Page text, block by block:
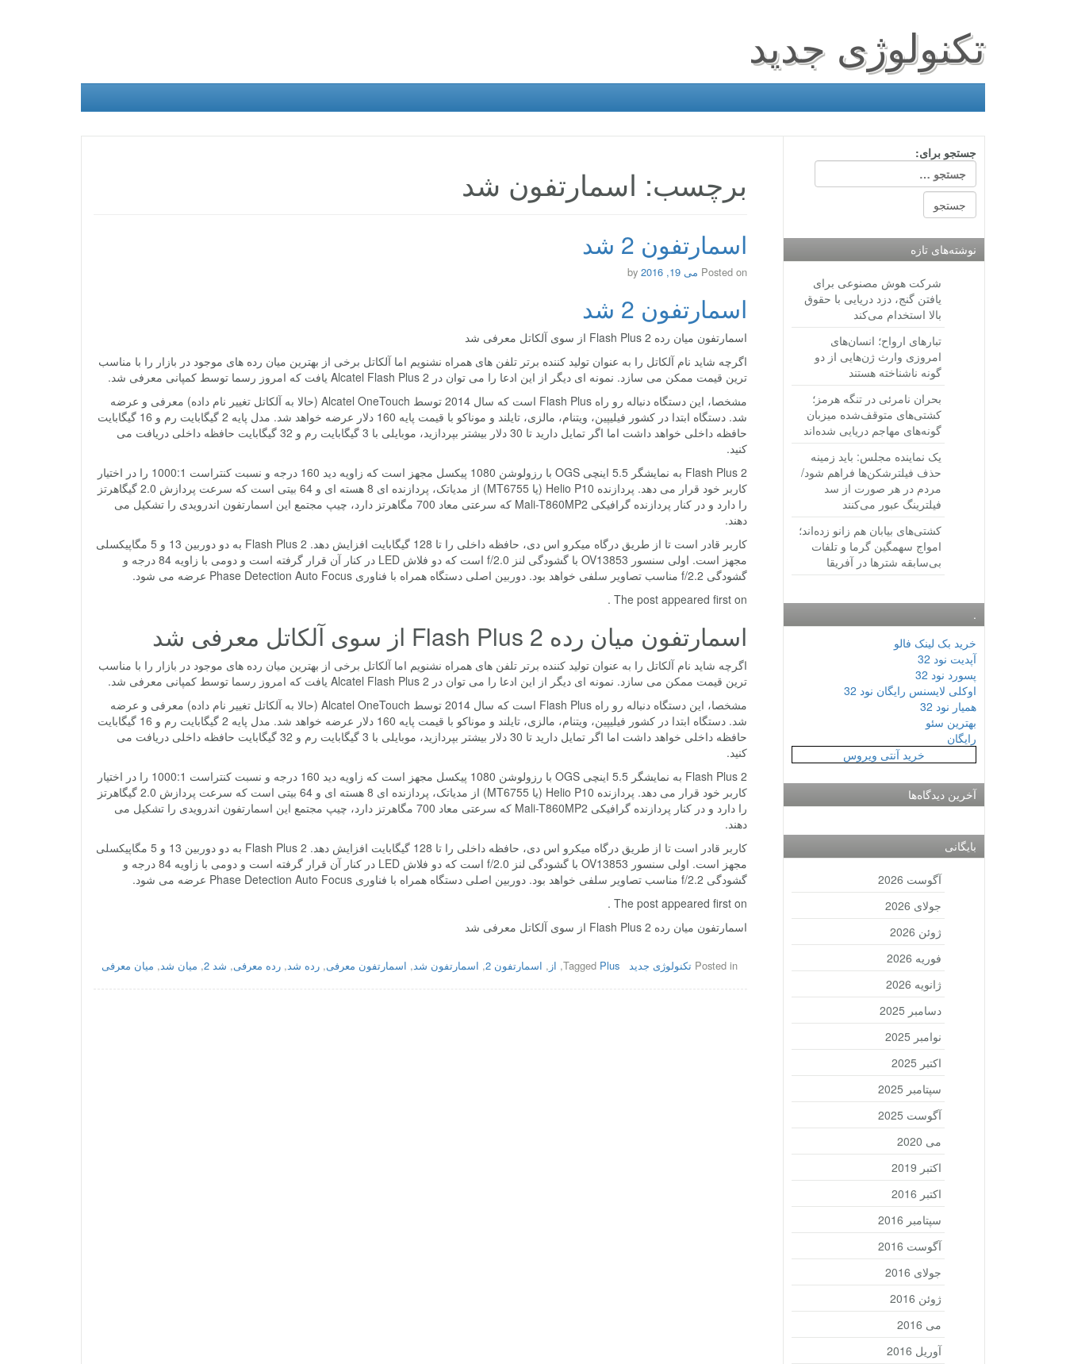
تکنولوژی جدید
برچسب: اسمارتفون شد
اسمارتفون 2 شد
Posted on می 19, 2016 by
اسمارتفون 2 شد
اسمارتفون میان رده Flash Plus 2 از سوی آلکاتل معرفی شد
اگرچه شاید نام آلکاتل را به عنوان تولید کننده برتر تلفن های همراه نشنویم اما آلکاتل برخی از بهترین میان رده های موجود در بازار را با مناسب
ترین قیمت ممکن می سازد. نمونه ای دیگر از این ادعا را می توان در Alcatel Flash Plus 2 یافت که امروز رسما توسط کمپانی معرفی شد.
مشخصا، این دستگاه دنباله رو راه Flash Plus است که سال 2014 توسط Alcatel OneTouch (حالا به آلکاتل تغییر نام داده) معرفی و عرضه
شد. دستگاه ابتدا در کشور فیلیپین، ویتنام، مالزی، تایلند و موناکو با قیمت پایه 160 دلار عرضه خواهد شد. مدل پایه 2 گیگابایت رم و 16 گیگابایت
حافظه داخلی خواهد داشت اما اگر تمایل دارید تا 30 دلار بیشتر بپردازید، موبایلی با 3 گیگابایت رم و 32 گیگابایت حافظه داخلی دریافت می
کنید.
Flash Plus 2 به نمایشگر 5.5 اینچی OGS با رزولوشن 1080 پیکسل مجهز است که زاویه دید 160 درجه و نسبت کنتراست 1000:1 را در اختیار
کاربر خود قرار می دهد. پردازنده Helio P10 (یا MT6755) از مدیاتک، پردازنده ای 8 هسته ای و 64 بیتی است که سرعت پردازش 2.0 گیگاهرتز
را دارد و در کنار پردازنده گرافیکی Mali-T860MP2 که سرعتی معاد 700 مگاهرتز دارد، چیپ مجتمع این اسمارتفون اندرویدی را تشکیل می
دهند.
کاربر قادر است تا از طریق درگاه میکرو اس دی، حافظه داخلی را تا 128 گیگابایت افزایش دهد. Flash Plus 2 به دو دوربین 13 و 5 مگاپیکسلی
مجهز است. اولی سنسور OV13853 با گشودگی لنز f/2.0 است که دو فلاش LED در کنار آن قرار گرفته است و دومی با زاویه 84 درجه و
گشودگی f/2.2 مناسب تصاویر سلفی خواهد بود. دوربین اصلی دستگاه همراه با فناوری Phase Detection Auto Focus عرضه می شود.
The post appeared first on .
اسمارتفون میان رده Flash Plus 2 از سوی آلکاتل معرفی شد
اگرچه شاید نام آلکاتل را به عنوان تولید کننده برتر تلفن های همراه نشنویم اما آلکاتل برخی از بهترین میان رده های موجود در بازار را با مناسب
ترین قیمت ممکن می سازد. نمونه ای دیگر از این ادعا را می توان در Alcatel Flash Plus 2 یافت که امروز رسما توسط کمپانی معرفی شد.
مشخصا، این دستگاه دنباله رو راه Flash Plus است که سال 2014 توسط Alcatel OneTouch (حالا به آلکاتل تغییر نام داده) معرفی و عرضه
شد. دستگاه ابتدا در کشور فیلیپین، ویتنام، مالزی، تایلند و موناکو با قیمت پایه 160 دلار عرضه خواهد شد. مدل پایه 2 گیگابایت رم و 16 گیگابایت
حافظه داخلی خواهد داشت اما اگر تمایل دارید تا 30 دلار بیشتر بپردازید، موبایلی با 3 گیگابایت رم و 32 گیگابایت حافظه داخلی دریافت می
کنید.
Flash Plus 2 به نمایشگر 5.5 اینچی OGS با رزولوشن 1080 پیکسل مجهز است که زاویه دید 160 درجه و نسبت کنتراست 1000:1 را در اختیار
کاربر خود قرار می دهد. پردازنده Helio P10 (یا MT6755) از مدیاتک، پردازنده ای 8 هسته ای و 64 بیتی است که سرعت پردازش 2.0 گیگاهرتز
را دارد و در کنار پردازنده گرافیکی Mali-T860MP2 که سرعتی معاد 700 مگاهرتز دارد، چیپ مجتمع این اسمارتفون اندرویدی را تشکیل می
دهند.
کاربر قادر است تا از طریق درگاه میکرو اس دی، حافظه داخلی را تا 128 گیگابایت افزایش دهد. Flash Plus 2 به دو دوربین 13 و 5 مگاپیکسلی
مجهز است. اولی سنسور OV13853 با گشودگی لنز f/2.0 است که دو فلاش LED در کنار آن قرار گرفته است و دومی با زاویه 84 درجه و
گشودگی f/2.2 مناسب تصاویر سلفی خواهد بود. دوربین اصلی دستگاه همراه با فناوری Phase Detection Auto Focus عرضه می شود.
The post appeared first on .
اسمارتفون میان رده Flash Plus 2 از سوی آلکاتل معرفی شد
Posted in تکنولوژی جدید Tagged Plus
, از , اسمارتفون 2 , اسمارتفون شد, اسمارتفون معرفی,رده شد,رده معرفی, شد 2 , میان شد, میان معرفی
جستجو برای:
نوشته‌های تازه
شرکت هوش مصنوعی برای
یافتن گنج، دزد دریایی با حقوق
بالا استخدام می‌کند
تبارهای ارواح؛ انسان‌های
امروزی وارث ژن‌هایی از دو
گونه ناشناخته هستند
بحران نامرئی در تنگه هرمز؛
کشتی‌های متوقف‌شده میزبان
گونه‌های مهاجم دریایی شده‌اند
یک نماینده مجلس: باید زمینه
حذف فیلترشکن‌ها فراهم شود/
مردم در هر صورت از سد
فیلترینگ عبور می‌کنند
کشتی‌های بیابان هم زانو زده‌اند؛
امواج سهمگین گرما و تلفات
بی‌سابقه شترها در آفریقا
.
خرید بک لینک فالو
آپدیت نود 32
پسورد نود 32
اوکلی لایسنس رایگان نود 32
همیار نود 32
بهترین سئو
رایگان
خرید آنتی ویروس
آخرین دیدگاه‌ها
بایگانی
آگوست 2026
جولای 2026
ژوئن 2026
فوریه 2026
ژانویه 2026
دسامبر 2025
نوامبر 2025
اکتبر 2025
سپتامبر 2025
آگوست 2025
می 2020
اکتبر 2019
اکتبر 2016
سپتامبر 2016
آگوست 2016
جولای 2016
ژوئن 2016
می 2016
آوریل 2016